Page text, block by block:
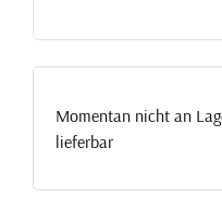
Momentan nicht an
lieferbar